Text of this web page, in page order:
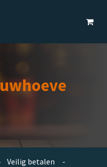
- Veilig betalen -